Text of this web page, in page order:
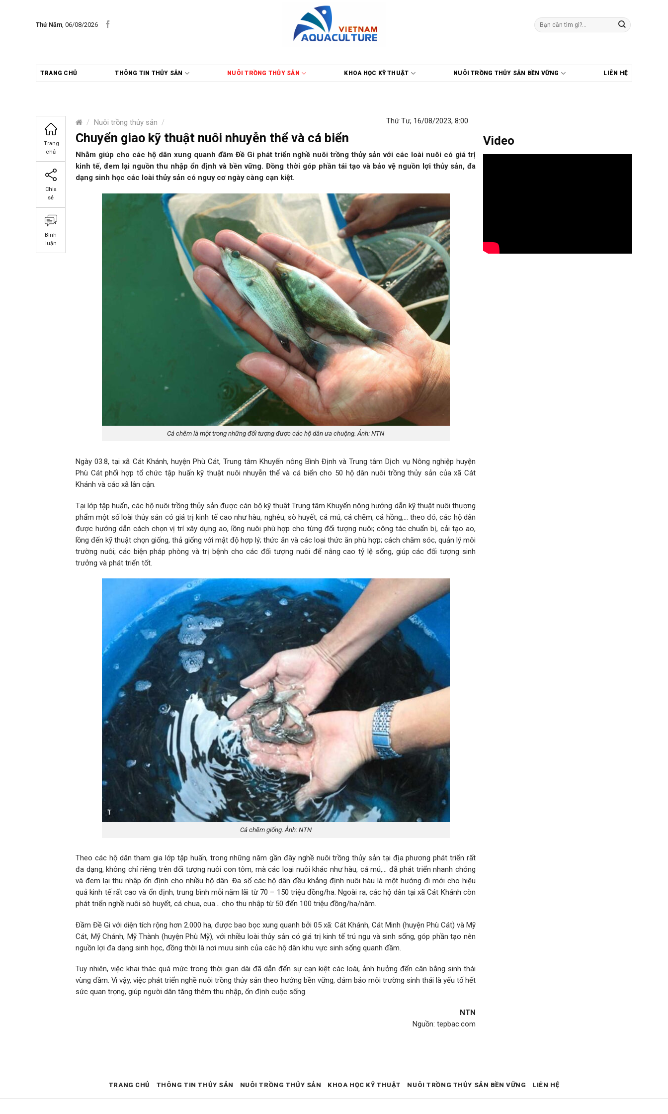
Thứ Năm, 06/08/2026
Tìm
kiếm:
TRANG CHỦ THÔNG TIN THỦY SẢN NUÔI TRỒNG THỦY SẢN KHOA HỌC KỸ THUẬT NUÔI TRỒNG THỦY SẢN BỀN VỮNG LIÊN HỆ
/ Nuôi trồng thủy sản /
Trang
chủ
Chia
sẻ
Bình
luận
Thứ Tư, 16/08/2023, 8:00
Chuyển giao kỹ thuật nuôi nhuyễn thể và cá biển
Nhằm giúp cho các hộ dân xung quanh đầm Đề Gi phát triển nghề nuôi trồng thủy sản với các loài nuôi có giá trị
kinh tế, đem lại nguồn thu nhập ổn định và bền vững. Đồng thời góp phần tái tạo và bảo vệ nguồn lợi thủy sản, đa
dạng sinh học các loài thủy sản có nguy cơ ngày càng cạn kiệt.
Cá chẽm là một trong những đối tượng được các hộ dân ưa chuộng. Ảnh: NTN
Ngày 03.8, tại xã Cát Khánh, huyện Phù Cát, Trung tâm Khuyến nông Bình Định và Trung tâm Dịch vụ Nông nghiệp huyện
Phù Cát phối hợp tổ chức tập huấn kỹ thuật nuôi nhuyễn thể và cá biển cho 50 hộ dân nuôi trồng thủy sản của xã Cát
Khánh và các xã lân cận.
Tại lớp tập huấn, các hộ nuôi trồng thủy sản được cán bộ kỹ thuật Trung tâm Khuyến nông hướng dẫn kỹ thuật nuôi thương
phẩm một số loài thủy sản có giá trị kinh tế cao như hàu, nghêu, sò huyết, cá mú, cá chẽm, cá hồng,… theo đó, các hộ dân
được hướng dẫn cách chọn vị trí xây dựng ao, lồng nuôi phù hợp cho từng đối tượng nuôi; công tác chuẩn bị, cải tạo ao,
lồng đến kỹ thuật chọn giống, thả giống với mật độ hợp lý; thức ăn và các loại thức ăn phù hợp; cách chăm sóc, quản lý môi
trường nuôi; các biện pháp phòng và trị bệnh cho các đối tượng nuôi để nâng cao tỷ lệ sống, giúp các đối tượng sinh
trưởng và phát triển tốt.
Cá chẽm giống. Ảnh: NTN
Theo các hộ dân tham gia lớp tập huấn, trong những năm gần đây nghề nuôi trồng thủy sản tại địa phương phát triển rất
đa dạng, không chỉ riêng trên đối tượng nuôi con tôm, mà các loại nuôi khác như hàu, cá mú,… đã phát triển nhanh chóng
và đem lại thu nhập ổn định cho nhiều hộ dân. Đa số các hộ dân đều khẳng định nuôi hàu là một hướng đi mới cho hiệu
quả kinh tế rất cao và ổn định, trung bình mỗi năm lãi từ 70 – 150 triệu đồng/ha. Ngoài ra, các hộ dân tại xã Cát Khánh còn
phát triển nghề nuôi sò huyết, cá chua, cua… cho thu nhập từ 50 đến 100 triệu đồng/ha/năm.
Đầm Đề Gi với diện tích rộng hơn 2.000 ha, được bao bọc xung quanh bởi 05 xã: Cát Khánh, Cát Minh (huyện Phù Cát) và Mỹ
Cát, Mỹ Chánh, Mỹ Thành (huyện Phù Mỹ), với nhiều loài thủy sản có giá trị kinh tế trú ngụ và sinh sống, góp phần tạo nên
nguồn lợi đa dạng sinh học, đồng thời là nơi mưu sinh của các hộ dân khu vực sinh sống quanh đầm.
Tuy nhiên, việc khai thác quá mức trong thời gian dài đã dẫn đến sự cạn kiệt các loài, ảnh hưởng đến cân bằng sinh thái
vùng đầm. Vì vậy, việc phát triển nghề nuôi trồng thủy sản theo hướng bền vững, đảm bảo môi trường sinh thái là yếu tố hết
sức quan trọng, giúp người dân tăng thêm thu nhập, ổn định cuộc sống.
NTN
Nguồn: tepbac.com
Video
TRANG CHỦ THÔNG TIN THỦY SẢN NUÔI TRỒNG THỦY SẢN KHOA HỌC KỸ THUẬT NUÔI TRỒNG THỦY SẢN BỀN VỮNG LIÊN HỆ